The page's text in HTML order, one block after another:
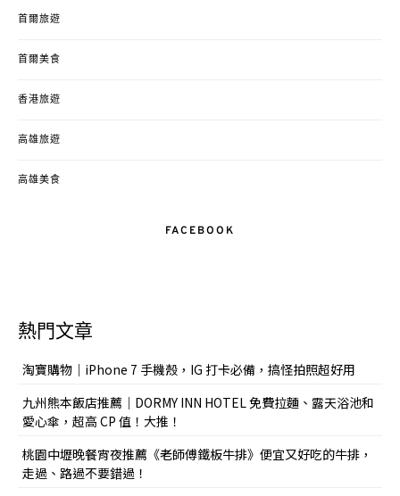
首爾旅遊
首爾美食
香港旅遊
高雄旅遊
高雄美食
FACEBOOK
熱門文章
淘寶購物｜iPhone 7 手機殼，IG 打卡必備，搞怪拍照超好用
九州熊本飯店推薦｜DORMY INN HOTEL 免費拉麵、露天浴池和
愛心傘，超高 CP 值！大推！
桃園中壢晚餐宵夜推薦《老師傅鐵板牛排》便宜又好吃的牛排，
走過、路過不要錯過！